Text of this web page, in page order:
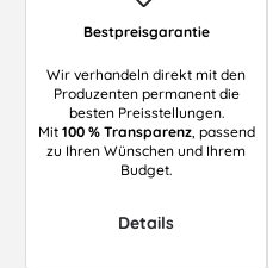
Bestpreisgarantie
Wir verhandeln direkt mit den
Produzenten permanent die
besten Preisstellungen.
Mit 100 % Transparenz, passend
zu Ihren Wünschen und Ihrem
Budget.
Details